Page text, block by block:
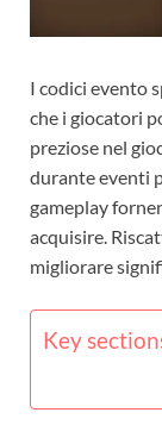
I codici evento
che i giocatori
preziose nel
durante eventi
gameplay
acquisire.
migliorare
Key